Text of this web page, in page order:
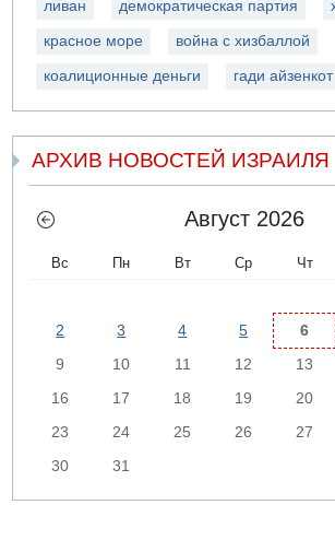
ливан демократическая партия
красное море война с хизбаллой
коалиционные деньги гади айзенкот
АРХИВ НОВОСТЕЙ ИЗРАИЛЯ
Август 2026
Вс Пн Вт Ср Чт
2
3 4 5 6
9
10 11 12 13
16
17 18 19 20
23
24 25 26 27
30
31